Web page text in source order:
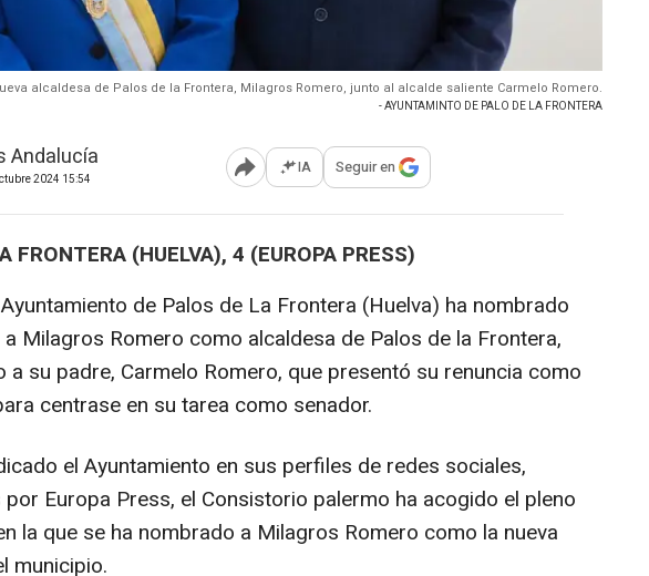
alcaldesa de Palos de la Frontera, Milagros Romero, junto al alcalde saliente Carmelo Romero.
- AYUNTAMINTO DE PALO DE LA FRONTERA
Andalucía
2024 15:54 Abrir opciones para compartir
IA Seguir en
FRONTERA (HUELVA), 4 (EUROPA PRESS)
de Palos de La Frontera (Huelva) ha nombrado
Milagros Romero como alcaldesa de Palos de la Frontera,
a su padre, Carmelo Romero, que presentó su renuncia como
centrase en su tarea como senador.
el Ayuntamiento en sus perfiles de redes sociales,
Europa Press, el Consistorio palermo ha acogido el pleno
la que se ha nombrado a Milagros Romero como la nueva
municipio.